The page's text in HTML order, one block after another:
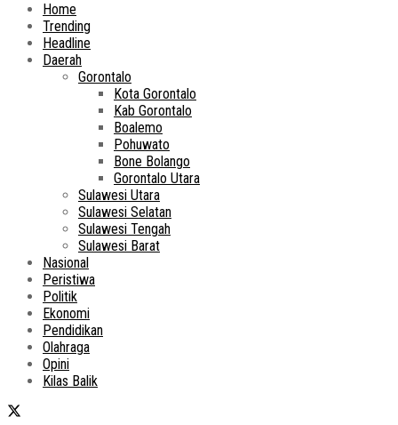
Home
Trending
Headline
Daerah
Gorontalo
Kota Gorontalo
Kab Gorontalo
Boalemo
Pohuwato
Bone Bolango
Gorontalo Utara
Sulawesi Utara
Sulawesi Selatan
Sulawesi Tengah
Sulawesi Barat
Nasional
Peristiwa
Politik
Ekonomi
Pendidikan
Olahraga
Opini
Kilas Balik